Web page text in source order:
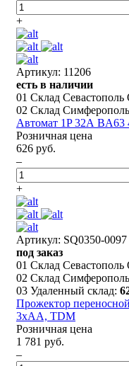
+
Артикул: 11206
есть в наличии
01 Склад
02 Склад
Автомат 1P 32А BA63
Розничная цена
626 руб.
–
+
Артикул: SQ0350-0097
под заказ
01 Склад
02 Склад
03 Удаленный склад:
Прожектор
3xAA, TDM
Розничная цена
1 781 руб.
–